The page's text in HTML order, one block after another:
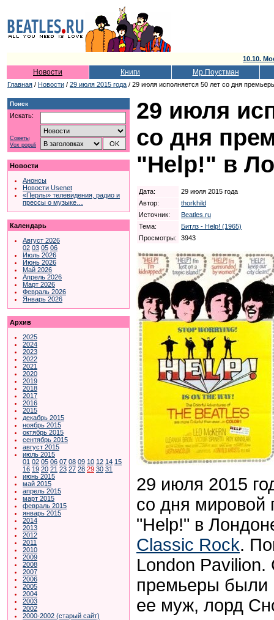
10.10.
Новости Книги Мр.Поустман
Главная / Новости / 29 июля 2015 года / 29 июля исполняется 50 лет со дня
Поиск
Искать:
Советы
Vox populi
Новости
Анонсы
Новости Usenet
«Перлы» телевидения, радио и
прессы о музыке…
Календарь
Август 2026
02 03 05 06
Июль 2026
Июнь 2026
Май 2026
Апрель 2026
Март 2026
Февраль 2026
Январь 2026
Архив
2025
2024
2023
2022
2021
2020
2019
2018
2017
2016
2015
декабрь 2015
ноябрь 2015
октябрь 2015
сентябрь 2015
август 2015
июль 2015
01 02 05 06 07 08 09 10 12 14 15
16 19 20 21 23 27 28 29 30 31
июнь 2015
май 2015
апрель 2015
март 2015
февраль 2015
январь 2015
2014
2013
2012
2011
2010
2009
2008
2007
2006
2005
2004
2003
2002
2000-2002 (старый сайт)
29 июля
со дня
"Help!" в
Дата:
29 июля 2015 года
Автор:
thorkhild
Источник:
Beatles.ru
Тема:
Битлз - Help! (1965)
Просмотры:
3943
29 июля 2015
со дня
"Help!" в
Classic Rock.
London Pavilion.
премьеры были
ее муж, лорд